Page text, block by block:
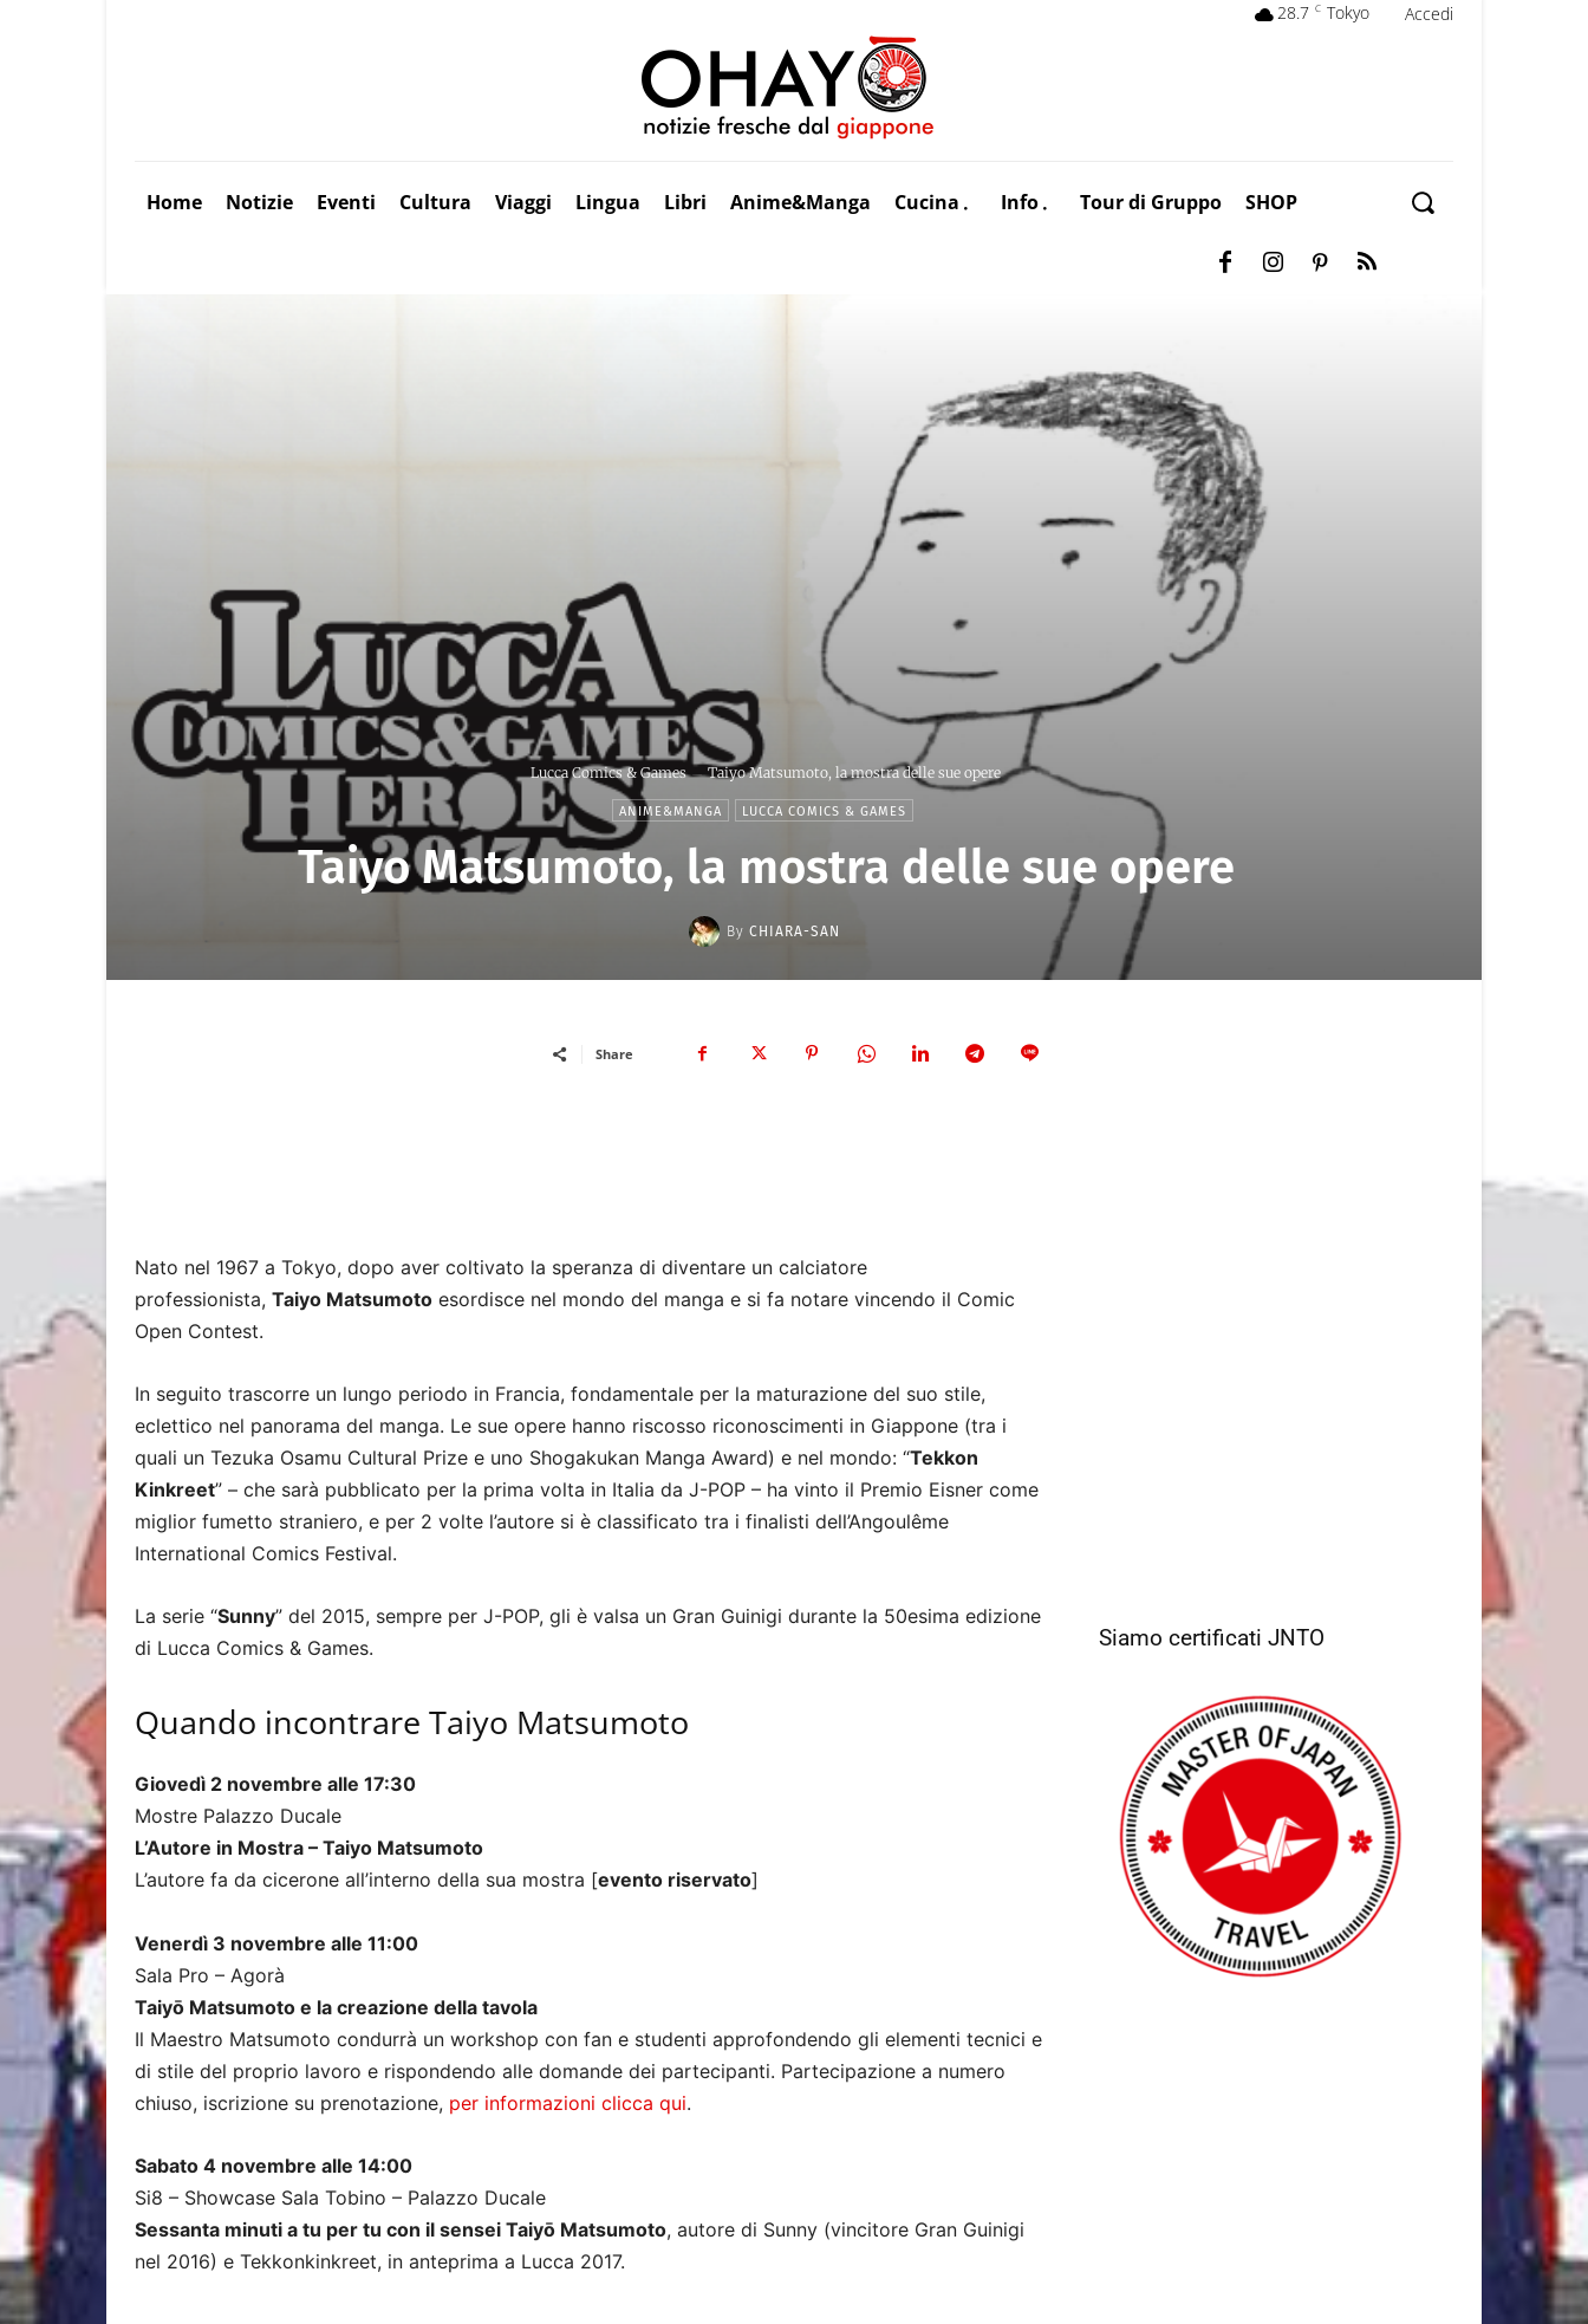
Accedi
28.7 C Tokyo
Home Notizie Eventi Cultura Viaggi Lingua Libri Anime&Manga Cucina Info Tour di Gruppo SHOP
Lucca Comics & Games Taiyo Matsumoto, la mostra delle sue opere
ANIME&MANGA LUCCA COMICS & GAMES
Taiyo Matsumoto, la mostra delle sue opere
By CHIARA-SAN
Share
Nato nel 1967 a Tokyo, dopo aver coltivato la speranza di diventare un calciatore
professionista, Taiyo Matsumoto esordisce nel mondo del manga e si fa notare vincendo il Comic
Open Contest.
In seguito trascorre un lungo periodo in Francia, fondamentale per la maturazione del suo stile,
eclettico nel panorama del manga. Le sue opere hanno riscosso riconoscimenti in Giappone (tra i
quali un Tezuka Osamu Cultural Prize e uno Shogakukan Manga Award) e nel mondo: “Tekkon
Kinkreet” – che sarà pubblicato per la prima volta in Italia da J-POP – ha vinto il Premio Eisner come
miglior fumetto straniero, e per 2 volte l’autore si è classificato tra i finalisti dell’Angoulême
International Comics Festival.
La serie “Sunny” del 2015, sempre per J-POP, gli è valsa un Gran Guinigi durante la 50esima edizione
di Lucca Comics & Games.
Quando incontrare Taiyo Matsumoto
Giovedì 2 novembre alle 17:30
Mostre Palazzo Ducale
L’Autore in Mostra – Taiyo Matsumoto
L’autore fa da cicerone all’interno della sua mostra [evento riservato]
Venerdì 3 novembre alle 11:00
Sala Pro – Agorà
Taiyō Matsumoto e la creazione della tavola
Il Maestro Matsumoto condurrà un workshop con fan e studenti approfondendo gli elementi tecnici e
di stile del proprio lavoro e rispondendo alle domande dei partecipanti. Partecipazione a numero
chiuso, iscrizione su prenotazione, per informazioni clicca qui.
Sabato 4 novembre alle 14:00
Si8 – Showcase Sala Tobino – Palazzo Ducale
Sessanta minuti a tu per tu con il sensei Taiyō Matsumoto, autore di Sunny (vincitore Gran Guinigi
nel 2016) e Tekkonkinkreet, in anteprima a Lucca 2017.
Siamo certificati JNTO